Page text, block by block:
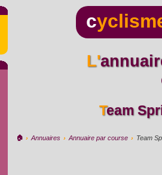
c
L'annuaire du dopage par
Team
🏠︎ › Annuaires › Annuaire par course › Team